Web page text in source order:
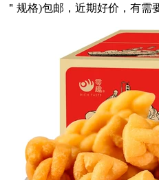
＂规格)包邮，近期好价，有需